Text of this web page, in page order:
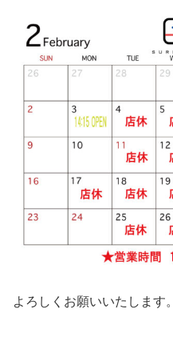
よろしくお願いいたします。